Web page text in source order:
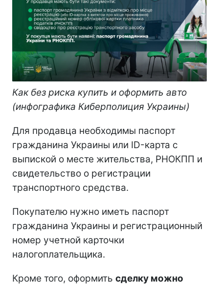
Как без риска купить и оформить авто
(инфографика Киберполиция Украины)
Для продавца необходимы паспорт
гражданина Украины или ID-карта с
выпиской о месте жительства, РНОКПП и
свидетельство о регистрации
транспортного средства.
Покупателю нужно иметь паспорт
гражданина Украины и регистрационный
номер учетной карточки
налогоплательщика.
Кроме того, оформить сделку можно